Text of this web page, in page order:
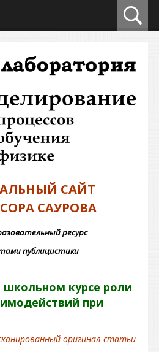
САЙТ
САУРОВА
ресурс
публицистики
школьном курсе роли
при
оригинал статьи